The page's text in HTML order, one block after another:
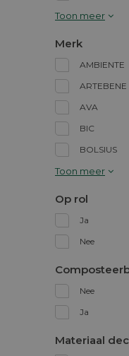
Toon meer
Merk
AMBIENTE
ARTEBENE
AVA
BIC
BOLSIUS
Toon meer
Op rol
Ja
Nee
Nee
Ja
Materiaal